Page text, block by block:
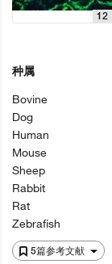
5篇参考文献
12
种属
Bovine
Dog
Human
Mouse
Sheep
Rabbit
Rat
Zebrafish